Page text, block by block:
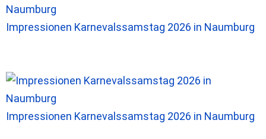
Impressionen Karnevalssamstag 2026 in Naumburg
Impressionen Karnevalssamstag 2026 in Naumburg